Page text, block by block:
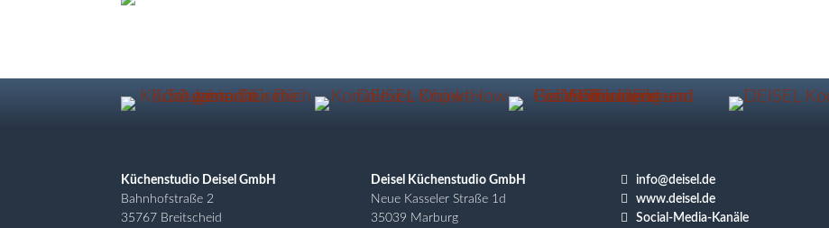
Küchenstudio Deisel GmbH
Bahnhofstraße 2
35767 Breitscheid
Deisel Küchenstudio GmbH
Neue Kasseler Straße 1d
35039 Marburg
 info@deisel.de
 www.deisel.de
 Social-Media-Kanäle